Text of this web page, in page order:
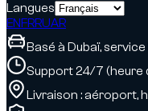
Langues
EN FRRUAR
Basé à Dubaï,
Support 24/7 (heure
Livraison : aéroport,